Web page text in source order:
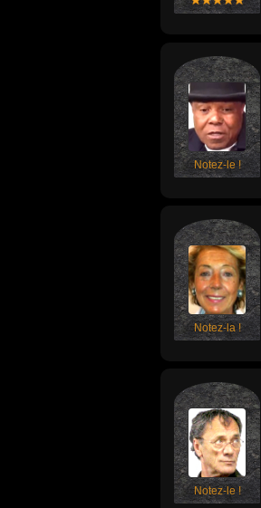
Notez-le !
Notez-la !
Notez-le !